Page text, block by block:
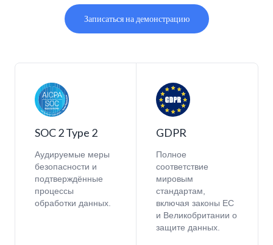
SOC 2 Type 2
Аудируемые меры
безопасности и
подтверждённые
процессы
обработки данных.
GDPR
Полное
соответствие
мировым
стандартам,
включая законы ЕС
и Великобритании о
защите данных.
Записаться на демонстрацию